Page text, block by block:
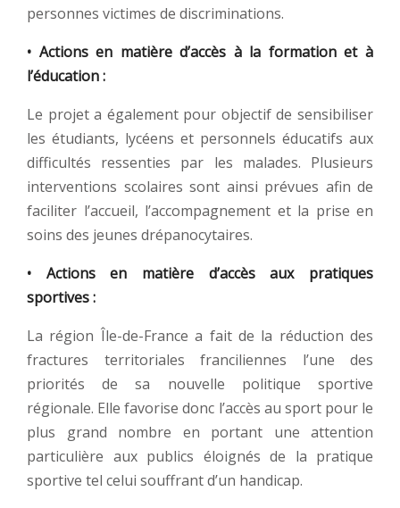
personnes victimes de discriminations.
• Actions en matière d’accès à la formation et à
l’éducation :
Le projet a également pour objectif de sensibiliser
les étudiants, lycéens et personnels éducatifs aux
difficultés ressenties par les malades. Plusieurs
interventions scolaires sont ainsi prévues afin de
faciliter l’accueil, l’accompagnement et la prise en
soins des jeunes drépanocytaires.
• Actions en matière d’accès aux pratiques
sportives :
La région Île-de-France a fait de la réduction des
fractures territoriales franciliennes l’une des
priorités de sa nouvelle politique sportive
régionale. Elle favorise donc l’accès au sport pour le
plus grand nombre en portant une attention
particulière aux publics éloignés de la pratique
sportive tel celui souffrant d’un handicap.